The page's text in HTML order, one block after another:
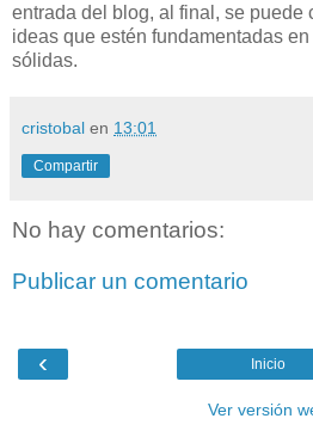
entrada del blog, al final, se puede
ideas que estén fundamentadas
sólidas.
cristobal en 13:01
Compartir
No hay comentarios:
Publicar un comentario
‹ Inicio
Ver versión